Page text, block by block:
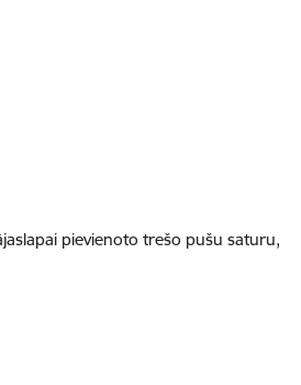
pievienoto trešo pušu saturu,